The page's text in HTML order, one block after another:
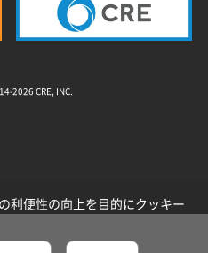
2026 CRE, INC.
利便性の向上を目的にクッキー